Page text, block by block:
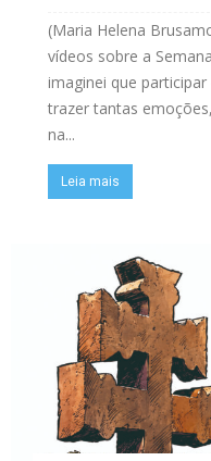
(Maria Helena
vídeos sobre a
imaginei que
trazer tantas
na...
Leia mais